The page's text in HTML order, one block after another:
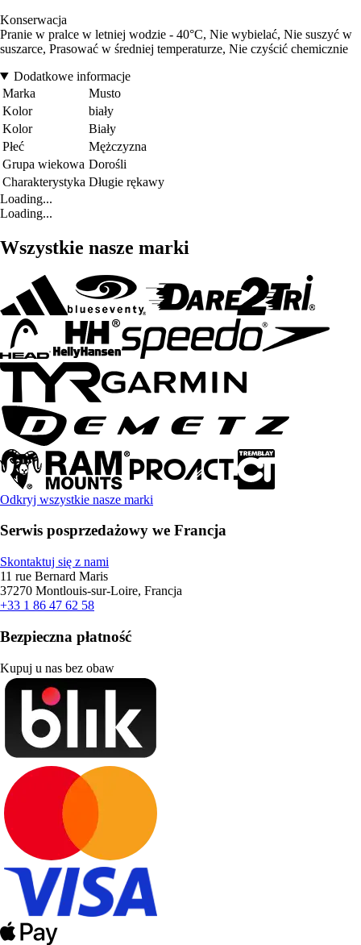
Konserwacja
Pranie w pralce w letniej wodzie - 40°C, Nie wybielać, Nie suszyć w
suszarce, Prasować w średniej temperaturze, Nie czyścić chemicznie
Dodatkowe informacje
Marka
Musto
Kolor
biały
Kolor
Biały
Płeć
Mężczyzna
Grupa wiekowa Dorośli
Charakterystyka Długie rękawy
Loading...
Loading...
Wszystkie nasze marki
Odkryj wszystkie nasze marki
Serwis posprzedażowy we Francja
Skontaktuj się z nami
11 rue Bernard Maris
37270 Montlouis-sur-Loire, Francja
+33 1 86 47 62 58
Bezpieczna płatność
Kupuj u nas bez obaw